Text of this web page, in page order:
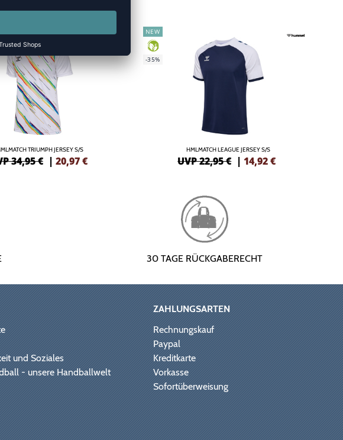
TRIUMPH JERSEY S/S
34,95 € | 20,97€
NEW
GREEN
-35%
HMLMATCH LEAGUE JERSEY S/S
UVP 22,95 € |14,92€
30 TAGE RÜCKGABERECHT
und Soziales
- unsere Handballwelt
ZAHLUNGSARTEN
Rechnungskauf
Paypal
Kreditkarte
Vorkasse
Sofortüberweisung